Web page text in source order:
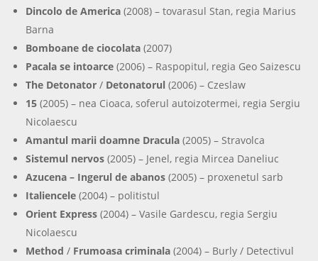
Dincolo de America (2008) – tovarasul Stan, regia Marius
Barna
Bomboane de ciocolata (2007)
Pacala se intoarce (2006) – Raspopitul, regia Geo Saizescu
The Detonator / Detonatorul (2006) – Czeslaw
15 (2005) – nea Cioaca, soferul autoizotermei, regia Sergiu
Nicolaescu
Amantul marii doamne Dracula (2005) – Stravolca
Sistemul nervos (2005) – Jenel, regia Mircea Daneliuc
Azucena – Ingerul de abanos (2005) – proxenetul sarb
Italiencele (2004) – politistul
Orient Express (2004) – Vasile Gardescu, regia Sergiu
Nicolaescu
Method / Frumoasa criminala (2004) – Burly / Detectivul